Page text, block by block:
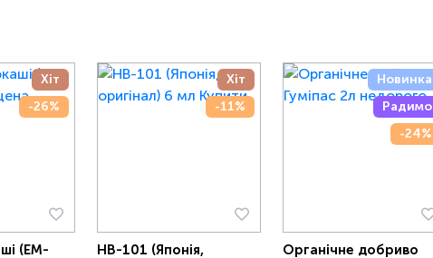
Хіт
-26%
(ЕМ-
Хіт
-11%
НВ-101 (Японія,
Новинка
Радимо
-24%
Органічне добриво